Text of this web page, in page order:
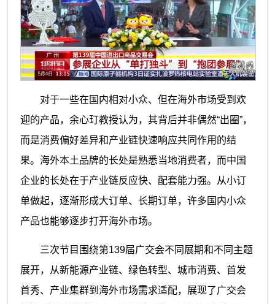
对于一些在国内相对小众、但在海外市场受到欢
迎的产品，余心玎教授认为，其背后并非偶然“出圈”，
而是消费偏好差异和产业链快速响应共同作用的结
果。海外本土品牌的长处是熟悉当地消费者，而中国
企业的长处在于产业链反应快、配套能力强。从小订
单做起，逐渐形成大订单、长期订单，许多国内小众
产品也能够逐步打开海外市场。
三次节目围绕第139届广交会不同展期和不同主题
展开，从新能源产业链、绿色转型、城市消费、首发
首秀、产业集群到海外市场需求适配，展现了广交会